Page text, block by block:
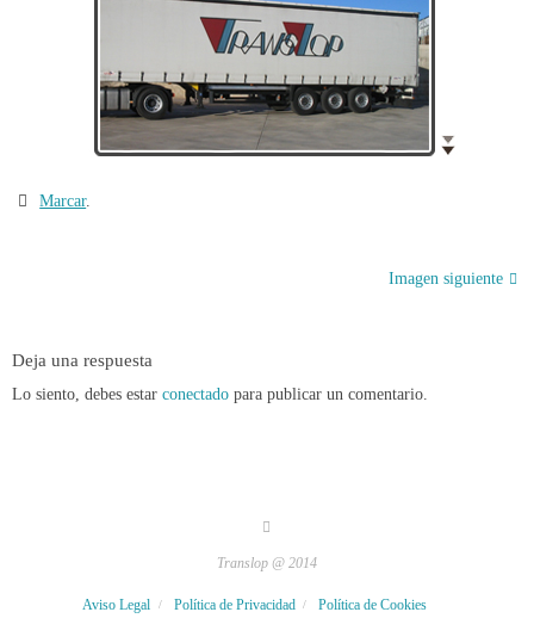
Marcar.
Imagen siguiente
Deja una respuesta
Lo siento, debes estar conectado para publicar un comentario.
Translop @ 2014
Aviso Legal Política de Privacidad Política de Cookies